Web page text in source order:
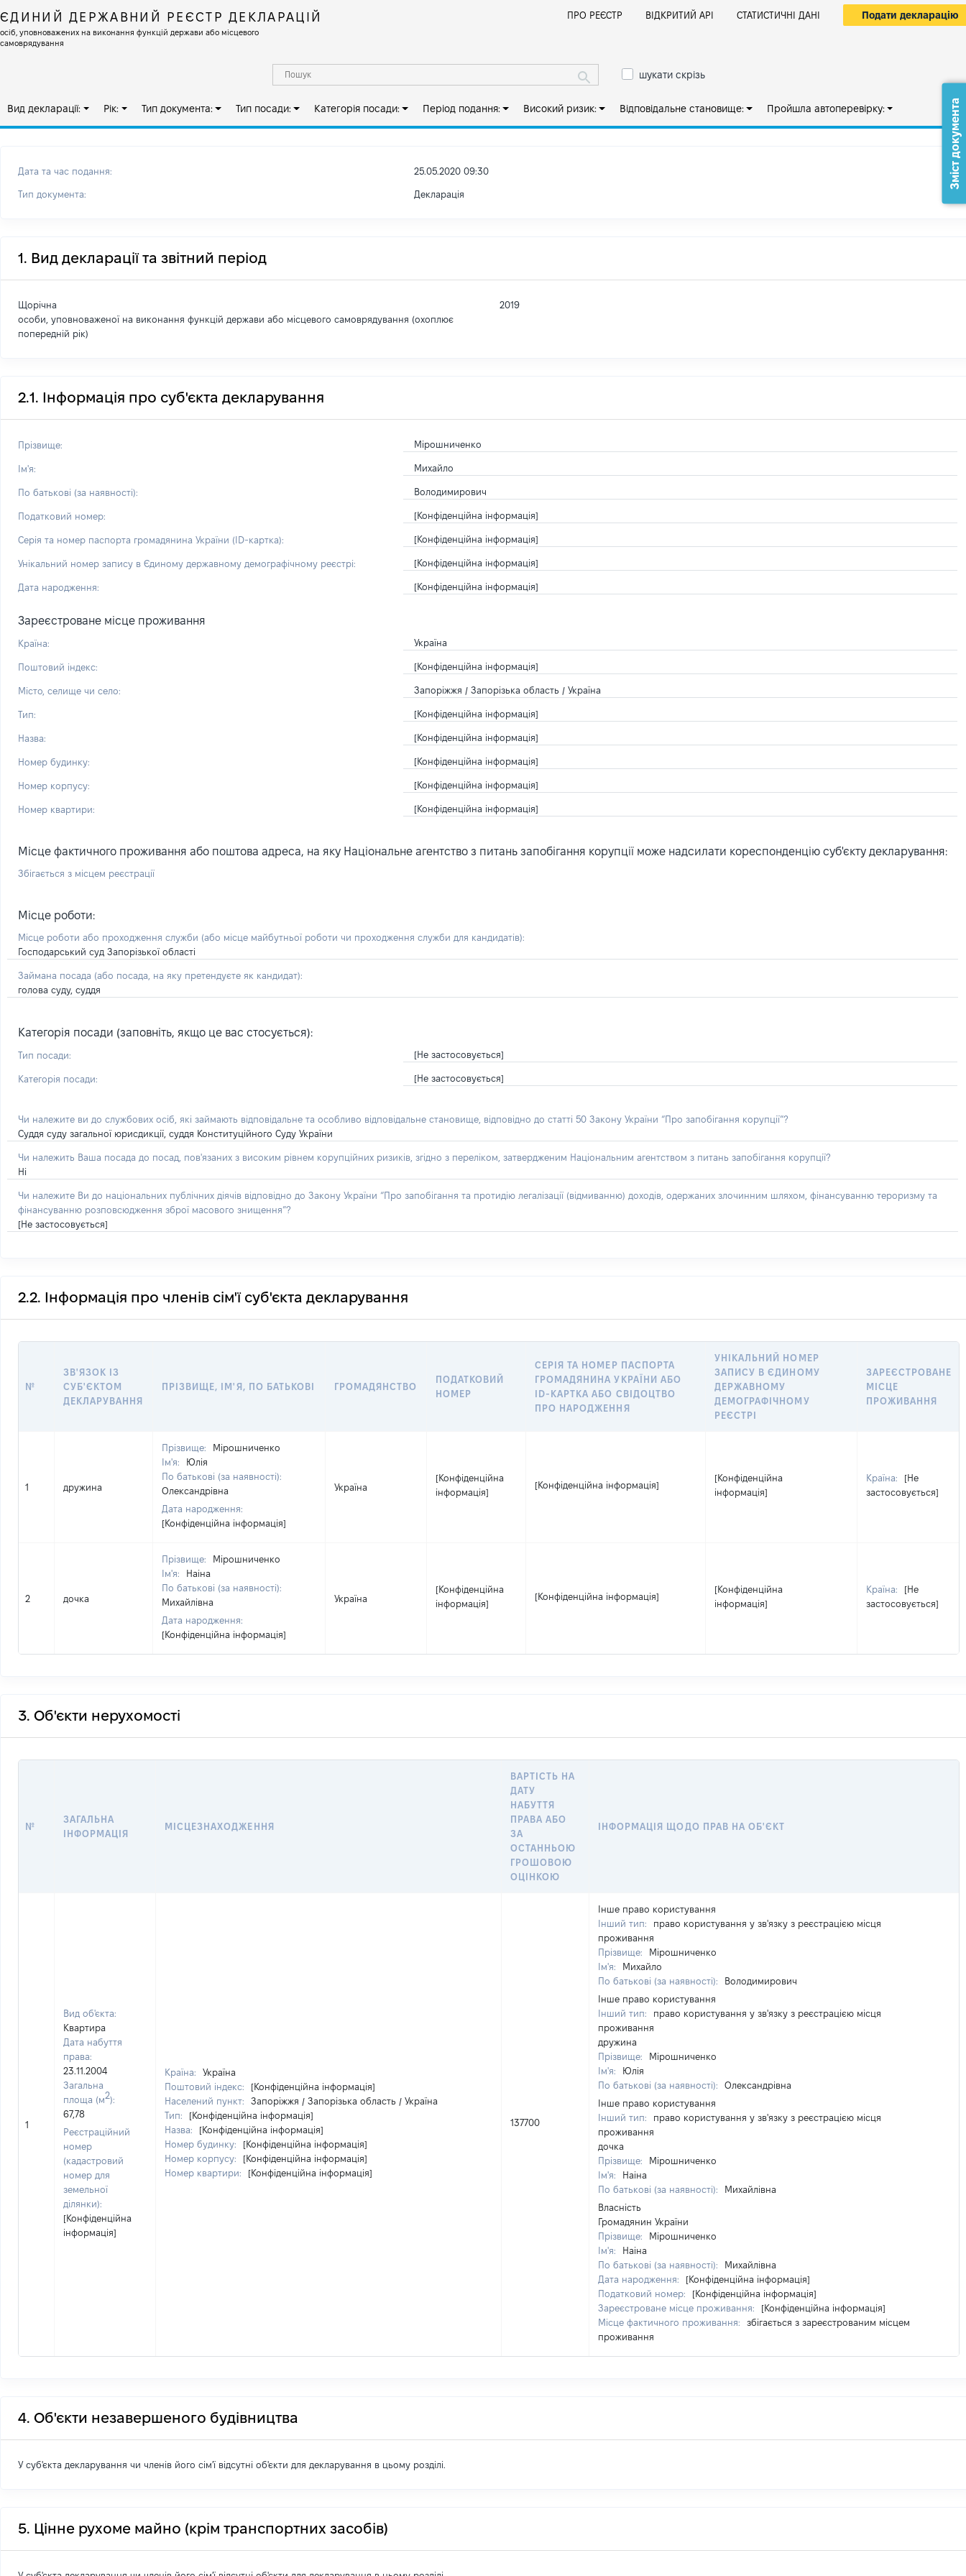
ЄДИНИЙ ДЕРЖАВНИЙ РЕЄСТР ДЕКЛАРАЦІЙ
осіб, уповноважених на виконання функцій держави або місцевого
самоврядування
ПРО РЕЄСТР ВІДКРИТИЙ АРІ СТАТИСТИЧНІ ДАНІ Подати декларацію
шукати скрізь
Вид декларації: Рік: Тип документа: Тип посади: Категорія посади: Період подання: Високий ризик: Відповідальне становище: Пройшла автоперевірку:
Дата та час подання: 25.05.2020 09:30
Тип документа: Декларація
1. Вид декларації та звітний період
Щорічна
особи, уповноваженої на виконання функцій держави або місцевого самоврядування (охоплює
попередній рік)
2019
2.1. Інформація про суб'єкта декларування
Прізвище: Мірошниченко
Ім'я: Михайло
По батькові (за наявності): Володимирович
Податковий номер: [Конфіденційна інформація]
Серія та номер паспорта громадянина України (ID-картка): [Конфіденційна інформація]
Унікальний номер запису в Єдиному державному демографічному реєстрі: [Конфіденційна інформація]
Дата народження: [Конфіденційна інформація]
Зареєстроване місце проживання
Країна: Україна
Поштовий індекс: [Конфіденційна інформація]
Місто, селище чи село: Запоріжжя / Запорізька область / Україна
Тип: [Конфіденційна інформація]
Назва: [Конфіденційна інформація]
Номер будинку: [Конфіденційна інформація]
Номер корпусу: [Конфіденційна інформація]
Номер квартири: [Конфіденційна інформація]
Місце фактичного проживання або поштова адреса, на яку Національне агентство з питань запобігання корупції може надсилати кореспонденцію суб'єкту декларування:
Збігається з місцем реєстрації
Місце роботи:
Місце роботи або проходження служби (або місце майбутньої роботи чи проходження служби для кандидатів):
Господарський суд Запорізької області
Займана посада (або посада, на яку претендуєте як кандидат):
голова суду, суддя
Категорія посади (заповніть, якщо це вас стосується):
Тип посади: [Не застосовується]
Категорія посади: [Не застосовується]
Чи належите ви до службових осіб, які займають відповідальне та особливо відповідальне становище, відповідно до статті 50 Закону України “Про запобігання корупції”?
Суддя суду загальної юрисдикції, суддя Конституційного Суду України
Чи належить Ваша посада до посад, пов'язаних з високим рівнем корупційних ризиків, згідно з переліком, затвердженим Національним агентством з питань запобігання корупції?
Ні
Чи належите Ви до національних публічних діячів відповідно до Закону України “Про запобігання та протидію легалізації (відмиванню) доходів, одержаних злочинним шляхом, фінансуванню тероризму та
фінансуванню розповсюдження зброї масового знищення”?
[Не застосовується]
2.2. Інформація про членів сім'ї суб'єкта декларування
№
ЗВ'ЯЗОК ІЗ
СУБ'ЄКТОМ
ДЕКЛАРУВАННЯ
ПРІЗВИЩЕ, ІМ'Я, ПО БАТЬКОВІ ГРОМАДЯНСТВО
ПОДАТКОВИЙ
НОМЕР
СЕРІЯ ТА НОМЕР ПАСПОРТА
ГРОМАДЯНИНА УКРАЇНИ АБО
ID-КАРТКА АБО СВІДОЦТВО
ПРО НАРОДЖЕННЯ
УНІКАЛЬНИЙ НОМЕР
ЗАПИСУ В ЄДИНОМУ
ДЕРЖАВНОМУ
ДЕМОГРАФІЧНОМУ
РЕЄСТРІ
ЗАРЕЄСТРОВАНЕ
МІСЦЕ
ПРОЖИВАННЯ
1 дружина
Прізвище:
Мірошниченко
Ім'я:
Юлія
По батькові (за наявності):
Олександрівна
Дата народження:
[Конфіденційна інформація]
Україна
[Конфіденційна
інформація]
[Конфіденційна інформація]
[Конфіденційна
інформація]
Країна:
[Не
застосовується]
2 дочка
Прізвище:
Мірошниченко
Ім'я:
Наіна
По батькові (за наявності):
Михайлівна
Дата народження:
[Конфіденційна інформація]
Україна
[Конфіденційна
інформація]
[Конфіденційна інформація]
[Конфіденційна
інформація]
Країна:
[Не
застосовується]
3. Об'єкти нерухомості
№
ЗАГАЛЬНА
ІНФОРМАЦІЯ
МІСЦЕЗНАХОДЖЕННЯ
ВАРТІСТЬ НА
ДАТУ
НАБУТТЯ
ПРАВА АБО
ЗА
ОСТАННЬОЮ
ГРОШОВОЮ
ОЦІНКОЮ
ІНФОРМАЦІЯ ЩОДО ПРАВ НА ОБ'ЄКТ
1
Вид об'єкта:
Квартира
Дата набуття
права:
23.11.2004
Загальна
площа (м2):
67,78
Реєстраційний
номер
(кадастровий
номер для
земельної
ділянки):
[Конфіденційна
інформація]
Країна:
Україна
Поштовий індекс:
[Конфіденційна інформація]
Населений пункт:
Запоріжжя / Запорізька область / Україна
Тип:
[Конфіденційна інформація]
Назва:
[Конфіденційна інформація]
Номер будинку:
[Конфіденційна інформація]
Номер корпусу:
[Конфіденційна інформація]
Номер квартири:
[Конфіденційна інформація]
137700
Інше право користування
Інший тип:
право користування у зв'язку з реєстрацією місця
проживання
Прізвище:
Мірошниченко
Ім'я:
Михайло
По батькові (за наявності):
Володимирович
Інше право користування
Інший тип:
право користування у зв'язку з реєстрацією місця
проживання
дружина
Прізвище:
Мірошниченко
Ім'я:
Юлія
По батькові (за наявності):
Олександрівна
Інше право користування
Інший тип:
право користування у зв'язку з реєстрацією місця
проживання
дочка
Прізвище:
Мірошниченко
Ім'я:
Наіна
По батькові (за наявності):
Михайлівна
Власність
Громадянин України
Прізвище:
Мірошниченко
Ім'я:
Наіна
По батькові (за наявності):
Михайлівна
Дата народження:
[Конфіденційна інформація]
Податковий номер:
[Конфіденційна інформація]
Зареєстроване місце проживання:
[Конфіденційна інформація]
Місце фактичного проживання:
збігається з зареєстрованим місцем
проживання
4. Об'єкти незавершеного будівництва
У суб'єкта декларування чи членів його сім'ї відсутні об'єкти для декларування в цьому розділі.
5. Цінне рухоме майно (крім транспортних засобів)
Зміст документа